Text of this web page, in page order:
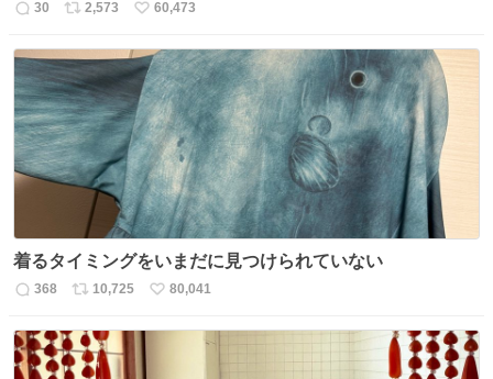
返
数
30
リ
ス
ト
数
2,573
い
ね
数
60,473
着るタイミングをいまだに見つけられていない
返
数
368
リ
ス
ト
10,725
い
80,041